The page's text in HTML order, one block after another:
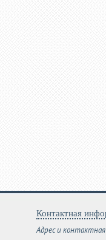
Контактная
Адрес и